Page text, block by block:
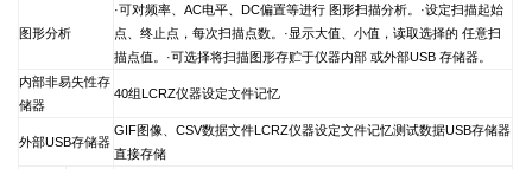
图形分析
·可对频率、AC电平、DC偏置等进行 图形扫描分析。·设定扫描起始
点、终止点，每次扫描点数。·显示大值、小值，读取选择的 任意扫
描点值。·可选择将扫描图形存贮于仪器内部 或外部USB 存储器。
内部非易失性存
储器
40组LCRZ仪器设定文件记忆
外部USB存储器
GIF图像、CSV数据文件LCRZ仪器设定文件记忆测试数据USB存储器
直接存储